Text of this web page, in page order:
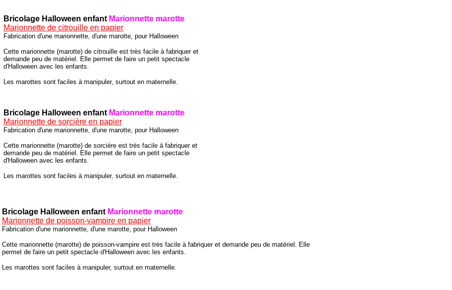
Bricolage Halloween enfant Marionnette marotte
Marionnette de citrouille en papier
Fabrication d'une marionnette, d'une marotte, pour Halloween
Cette marionnette (marotte) de citrouille est très facile à fabriquer et
demande peu de matériel. Elle permet de faire un petit spectacle
d'Halloween avec les enfants.
Les marottes sont faciles à manipuler, surtout en maternelle.
Bricolage Halloween enfant Marionnette marotte
Marionnette de sorcière en papier
Fabrication d'une marionnette, d'une marotte, pour Halloween
Cette marionnette (marotte) de sorcière est très facile à fabriquer et
demande peu de matériel. Elle permet de faire un petit spectacle
d'Halloween avec les enfants.
Les marottes sont faciles à manipuler, surtout en maternelle.
Bricolage Halloween enfant Marionnette marotte
Marionnette de poisson-vampire en papier
Fabrication d'une marionnette, d'une marotte, pour Halloween
Cette marionnette (marotte) de poisson-vampire est très facile à fabriquer et demande peu de matériel. Elle
permet de faire un petit spectacle d'Halloween avec les enfants.
Les marottes sont faciles à manipuler, surtout en maternelle.